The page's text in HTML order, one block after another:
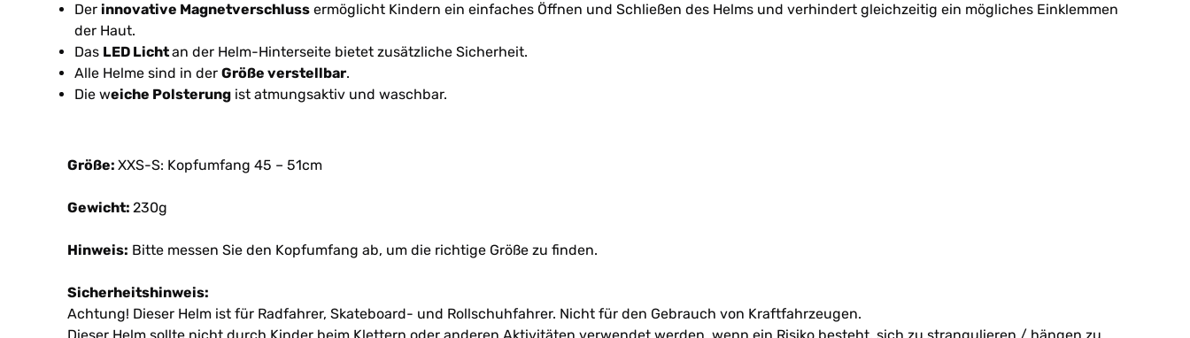
Der innovative Magnetverschluss ermöglicht Kindern ein einfaches Öffnen und Schließen des Helms und verhindert gleichzeitig ein mögliches Einklemmen
der Haut.
Das LED Lichtan der Helm-Hinterseite bietet zusätzliche Sicherheit.
Alle Helme sind in der Größe verstellbar.
Die weiche Polsterung ist atmungsaktiv und waschbar.
Größe: XXS-S: Kopfumfang 45 – 51cm
Gewicht: 230g
Hinweis: Bitte messen Sie den Kopfumfang ab, um die richtige Größe zu finden.
Sicherheitshinweis:
Achtung! Dieser Helm ist für Radfahrer, Skateboard- und Rollschuhfahrer. Nicht für den Gebrauch von Kraftfahrzeugen.